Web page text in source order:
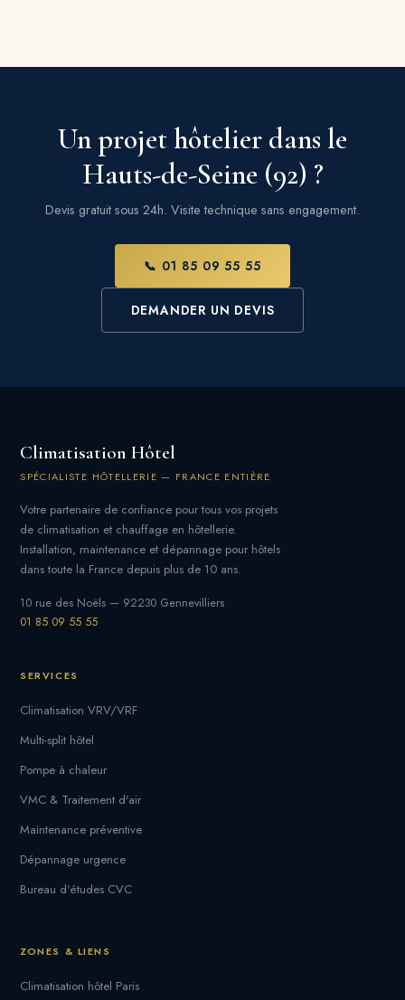
Un projet hôtelier dans le
Hauts-de-Seine (92) ?
Devis gratuit sous 24h. Visite technique sans engagement.
📞 01 85 09 55 55
DEMANDER UN DEVIS
Climatisation Hôtel
SPÉCIALISTE HÔTELLERIE — FRANCE ENTIÈRE
Votre partenaire de confiance pour tous vos projets
de climatisation et chauffage en hôtellerie.
Installation, maintenance et dépannage pour hôtels
dans toute la France depuis plus de 10 ans.
10 rue des Noëls — 92230 Gennevilliers
01 85 09 55 55
SERVICES
Climatisation VRV/VRF
Multi-split hôtel
Pompe à chaleur
VMC & Traitement d'air
Maintenance préventive
Dépannage urgence
Bureau d'études CVC
ZONES & LIENS
Climatisation hôtel Paris